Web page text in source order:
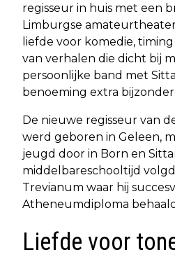
regisseur in huis met een
Limburgse
liefde voor komedie,
van verhalen die dicht bij
persoonlijke band met
benoeming extra bijzonder.
De nieuwe regisseur van
werd geboren in Geleen,
jeugd door in Born en
middelbareschooltijd
Trevianum waar hij
Atheneumdiploma
Liefde voor